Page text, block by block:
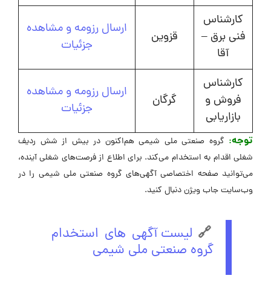
کارشناس
فنی برق –
آقا
قزوین
ارسال رزومه و مشاهده
جزئیات
کارشناس
فروش و
بازاریابی
گرگان
ارسال رزومه و مشاهده
جزئیات
توجه: گروه صنعتی ملی شیمی هم‌اکنون در بیش از شش ردیف
شغلی اقدام به استخدام می‌کند. برای اطلاع از فرصت‌های شغلی آینده،
می‌توانید صفحه اختصاصی آگهی‌های گروه صنعتی ملی شیمی را در
وب‌سایت جاب ویژن دنبال کنید.
🔗 لیست آگهی های استخدام
گروه صنعتی ملی شیمی